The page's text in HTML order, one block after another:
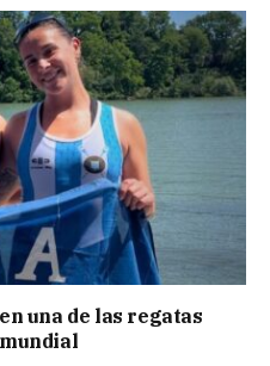
una de las regatas